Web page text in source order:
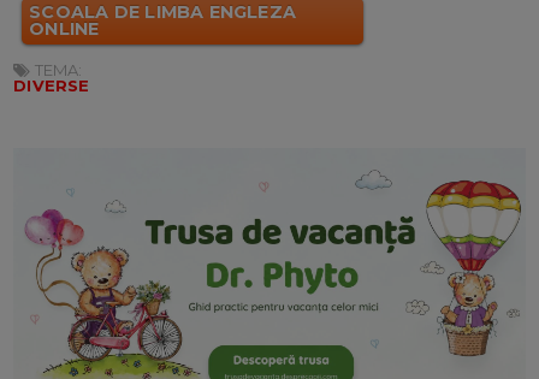
SCOALA DE LIMBA ENGLEZA
ONLINE
TEMA:
DIVERSE